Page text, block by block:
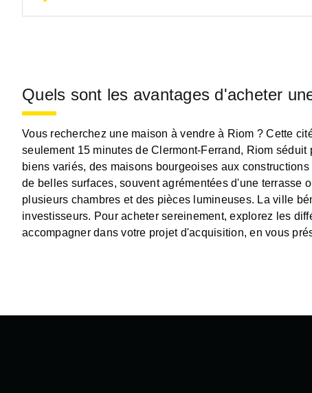
Quels sont les avantages d'acheter
Vous recherchez une maison à vendre à Riom ? Cette
seulement 15 minutes de Clermont-Ferrand, Riom
biens variés, des maisons bourgeoises aux
de belles surfaces, souvent agrémentées d'une terrasse
plusieurs chambres et des pièces lumineuses. La ville
investisseurs. Pour acheter sereinement, explorez les
accompagner dans votre projet d'acquisition, en vous